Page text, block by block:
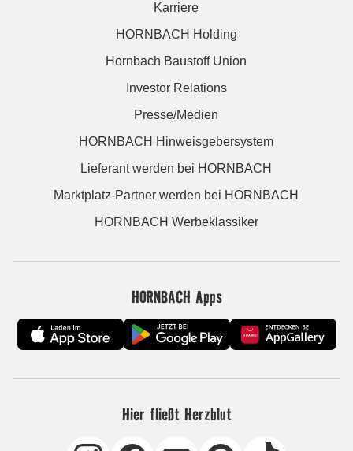
Karriere
HORNBACH Holding
Hornbach Baustoff Union
Investor Relations
Presse/Medien
HORNBACH Hinweisgebersystem
Lieferant werden bei HORNBACH
Marktplatz-Partner werden bei HORNBACH
HORNBACH Werbeklassiker
HORNBACH Apps
Hier fließt Herzblut